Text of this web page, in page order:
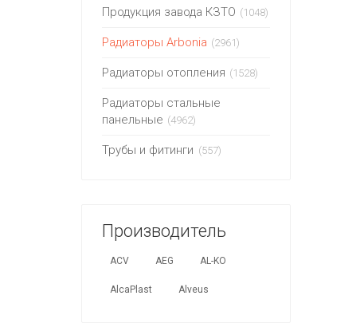
Продукция завода КЗТО (1048)
Радиаторы Arbonia (2961)
Радиаторы отопления (1528)
Радиаторы стальные
панельные (4962)
Трубы и фитинги (557)
Производитель
ACV AEG AL-KO
AlcaPlast Alveus